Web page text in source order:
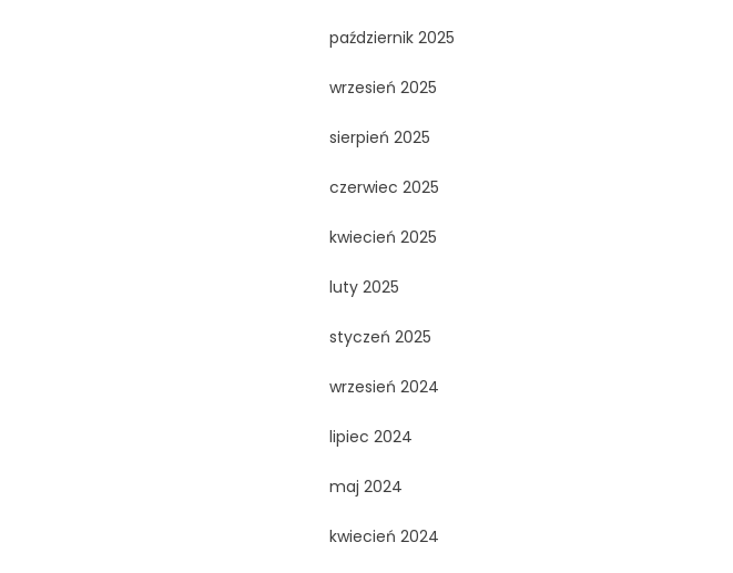
październik 2025
wrzesień 2025
sierpień 2025
czerwiec 2025
kwiecień 2025
luty 2025
styczeń 2025
wrzesień 2024
lipiec 2024
maj 2024
kwiecień 2024